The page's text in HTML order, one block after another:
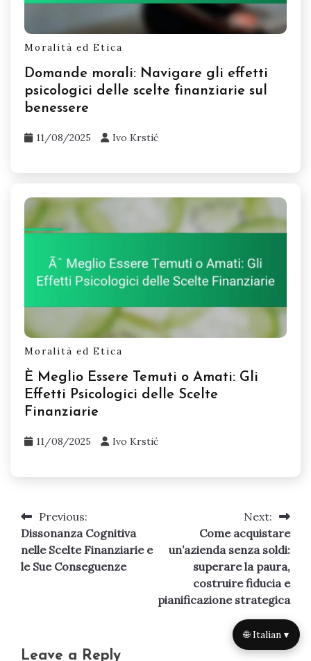
Moralità ed Etica
Domande morali: Navigare gli effetti
psicologici delle scelte finanziarie sul
benessere
11/08/2025 Ivo Krstić
Moralità ed Etica
È Meglio Essere Temuti o Amati: Gli
Effetti Psicologici delle Scelte
Finanziarie
11/08/2025 Ivo Krstić
Post
navigation
Previous:
Dissonanza Cognitiva
nelle Scelte Finanziarie e
le Sue Conseguenze
Next:
Come acquistare
un’azienda senza soldi:
superare la paura,
costruire fiducia e
pianificazione strategica
Leave a Reply
🌐 Italian ▾